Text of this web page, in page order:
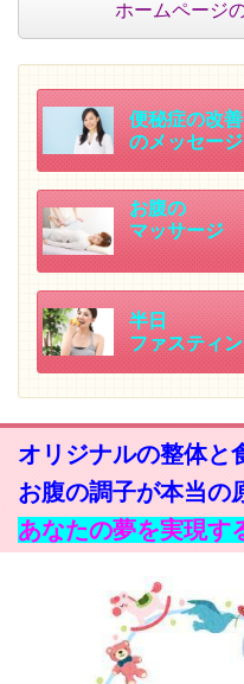
ホームページ
便秘症の改善
のメッセージ
お腹の
マッサージ
半日
ファスティ
オリジナルの整体と
お腹の調子が本当の
あなたの夢を実現す